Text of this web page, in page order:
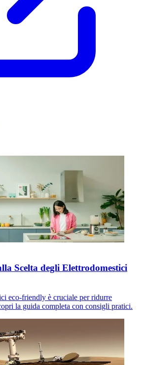
Scelta degli Elettrodomestici
eco-friendly è cruciale per ridurre
la guida completa con consigli pratici.